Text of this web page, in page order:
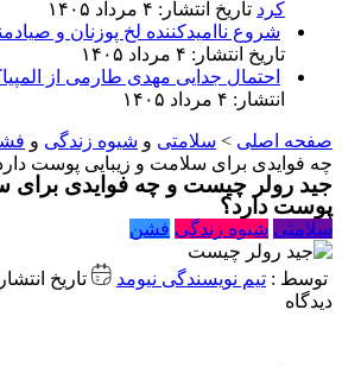
کرد تاریخ انتشار: ۴ مرداد ۱۴۰۵
شروع ناامیدکننده لخ پوزنان و
تاریخ انتشار: ۴ مرداد ۱۴۰۵
احتمال جدایی مهدی طارمی از
انتشار: ۴ مرداد ۱۴۰۵
صفحه اصلی > سلامتی و شیوه زندگی و
چه فوایدی برای سلامت و زیبایی پوست
جید رولر چیست و چه فوایدی برای
پوست دارد؟
سلامتی شیوه زندگی فشن
توسط : تیم نویسندگی نیومد تاریخ انتشار : ۱۶ بهمن
دیدگاه